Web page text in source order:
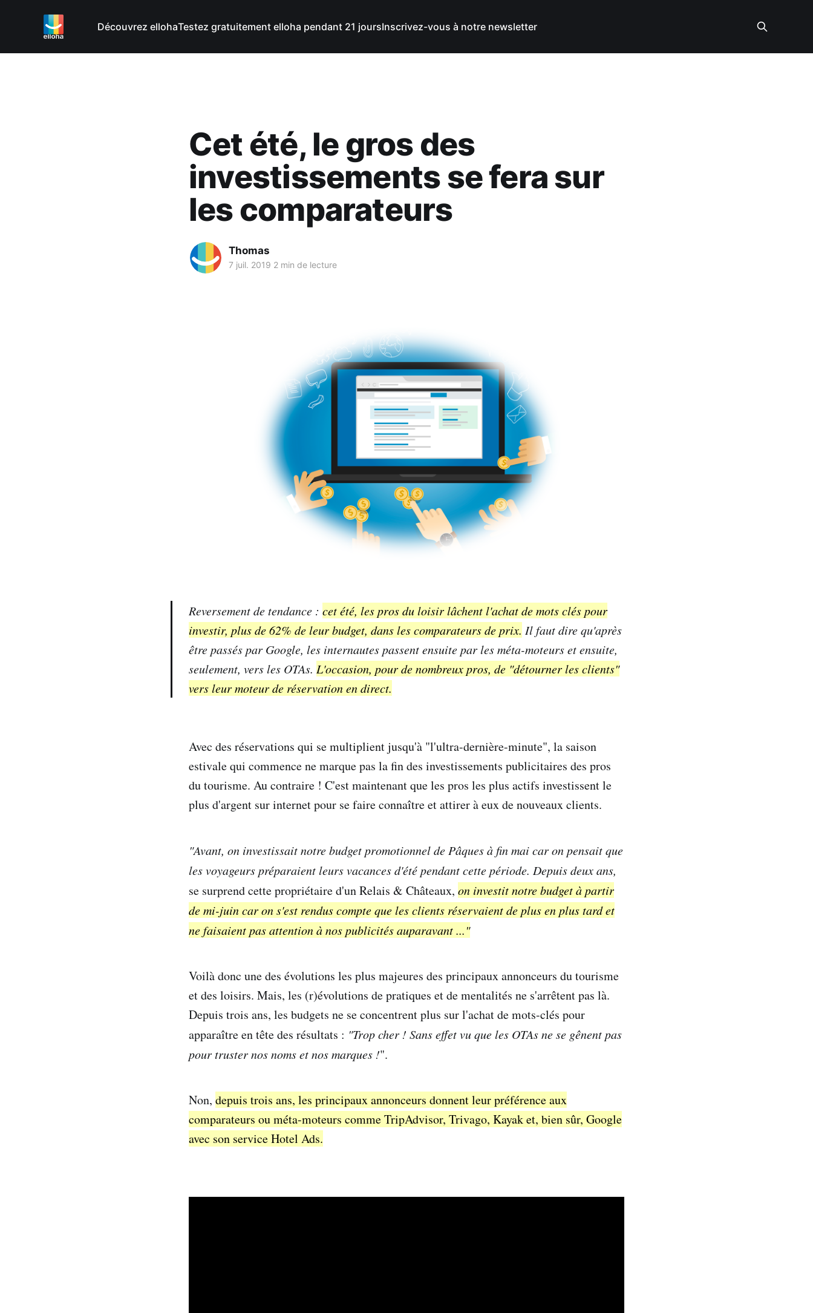
Découvrez ellohaTestez gratuitement elloha pendant 21 joursInscrivez-vous à notre newsletter
Cet été, le gros des
investissements se fera sur
les comparateurs
Thomas
7 juil. 2019 2 min de lecture
Reversement de tendance : cet été, les pros du loisir lâchent l'achat de mots clés pour
investir, plus de 62% de leur budget, dans les comparateurs de prix. Il faut dire qu'après
être passés par Google, les internautes passent ensuite par les méta-moteurs et ensuite,
seulement, vers les OTAs. L'occasion, pour de nombreux pros, de "détourner les clients"
vers leur moteur de réservation en direct.
Avec des réservations qui se multiplient jusqu'à "l'ultra-dernière-minute", la saison
estivale qui commence ne marque pas la fin des investissements publicitaires des pros
du tourisme. Au contraire ! C'est maintenant que les pros les plus actifs investissent le
plus d'argent sur internet pour se faire connaître et attirer à eux de nouveaux clients.
"Avant, on investissait notre budget promotionnel de Pâques à fin mai car on pensait que
les voyageurs préparaient leurs vacances d'été pendant cette période. Depuis deux ans,
se surprend cette propriétaire d'un Relais & Châteaux, on investit notre budget à partir
de mi-juin car on s'est rendus compte que les clients réservaient de plus en plus tard et
ne faisaient pas attention à nos publicités auparavant ..."
Voilà donc une des évolutions les plus majeures des principaux annonceurs du tourisme
et des loisirs. Mais, les (r)évolutions de pratiques et de mentalités ne s'arrêtent pas là.
Depuis trois ans, les budgets ne se concentrent plus sur l'achat de mots-clés pour
apparaître en tête des résultats : "Trop cher ! Sans effet vu que les OTAs ne se gênent pas
pour truster nos noms et nos marques !".
Non, depuis trois ans, les principaux annonceurs donnent leur préférence aux
comparateurs ou méta-moteurs comme TripAdvisor, Trivago, Kayak et, bien sûr, Google
avec son service Hotel Ads.